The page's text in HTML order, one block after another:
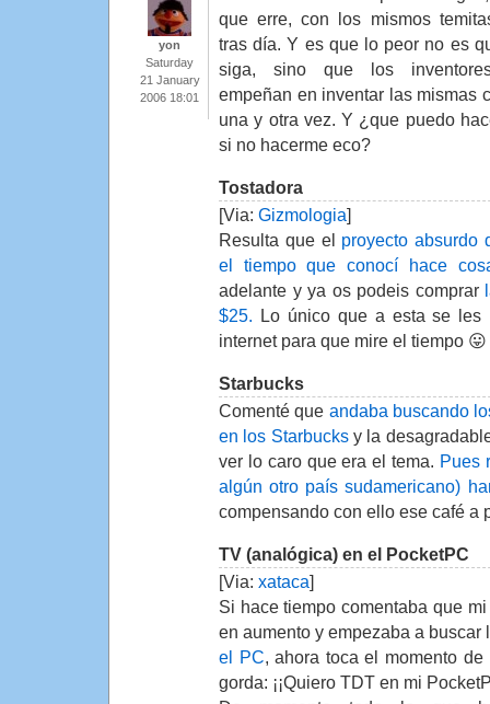
yon
Saturday
21 January
2006 18:01
que erre, con los mismos
tras día. Y es que lo peor no es
siga, sino que los
empeñan en inventar las mismas
una y otra vez. Y ¿que puedo
si no hacerme eco?
Tostadora
[Via: Gizmologia]
Resulta que el proyecto absurdo
el tiempo que conocí hace
adelante y ya os podeis comprar
$25. Lo único que a esta se les
internet para que mire el tiempo
Starbucks
Comenté que andaba buscando
en los Starbucksy la
ver lo caro que era el tema. Pues
algún otro país sudamericano)
compensando con ello ese café a
TV (analógica) en el PocketPC
[Via: xataca]
Si hace tiempo comentaba que
en aumento y empezaba a
el PC, ahora toca el momento
gorda: ¡¡Quiero TDT en mi